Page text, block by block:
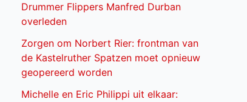
Drummer Flippers Manfred Durban
overleden
Zorgen om Norbert Rier: frontman van
de Kastelruther Spatzen moet opnieuw
geopereerd worden
Michelle en Eric Philippi uit elkaar: